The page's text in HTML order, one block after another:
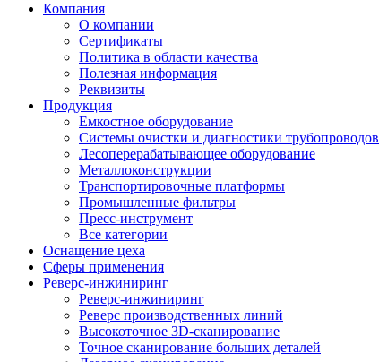
Компания
О компании
Сертификаты
Политика в области качества
Полезная информация
Реквизиты
Продукция
Емкостное оборудование
Системы очистки и диагностики трубопроводов
Лесоперерабатывающее оборудование
Металлоконструкции
Транспортировочные платформы
Промышленные фильтры
Пресс-инструмент
Все категории
Оснащение цеха
Сферы применения
Реверс-инжиниринг
Реверс-инжиниринг
Реверс производственных линий
Высокоточное 3D-сканирование
Точное сканирование больших деталей